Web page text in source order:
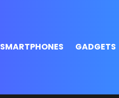
SMARTPHONES GADGETS